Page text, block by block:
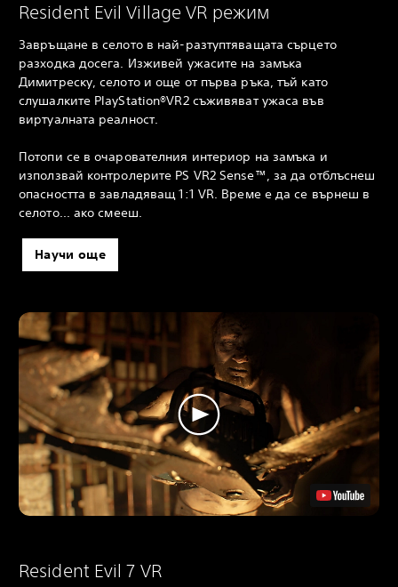
Resident Evil Village VR рeжим
Завръщане в селото в най-разтуптяващата сърцето
разходка досега. Изживей ужасите на замъка
Димитреску, селото и още от първа ръка, тъй като
слушалките PlayStation®VR2 съживяват ужаса във
виртуалната реалност.
Потопи се в очарователния интериор на замъка и
използвай контролерите PS VR2 Sense™, за да отблъснеш
опасността в завладяващ 1:1 VR. Време е да се върнеш в
селото... ако смееш.
Научи още
Resident Evil 7 VR